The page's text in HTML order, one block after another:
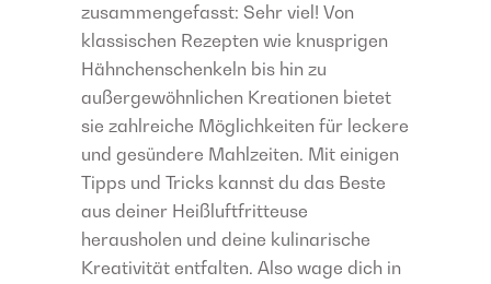
zusammengefasst: Sehr viel! Von
klassischen Rezepten wie knusprigen
Hähnchenschenkeln bis hin zu
außergewöhnlichen Kreationen bietet
sie zahlreiche Möglichkeiten für leckere
und gesündere Mahlzeiten. Mit einigen
Tipps und Tricks kannst du das Beste
aus deiner Heißluftfritteuse
herausholen und deine kulinarische
Kreativität entfalten. Also wage dich in